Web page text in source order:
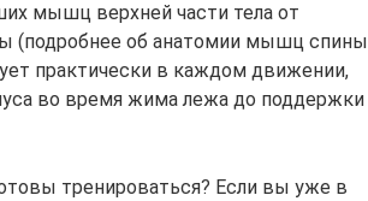
мышц верхней части тела от
(подробнее об анатомии мышц спины
практически в каждом движении,
во время жима лежа до поддержки
тренироваться? Если вы уже в